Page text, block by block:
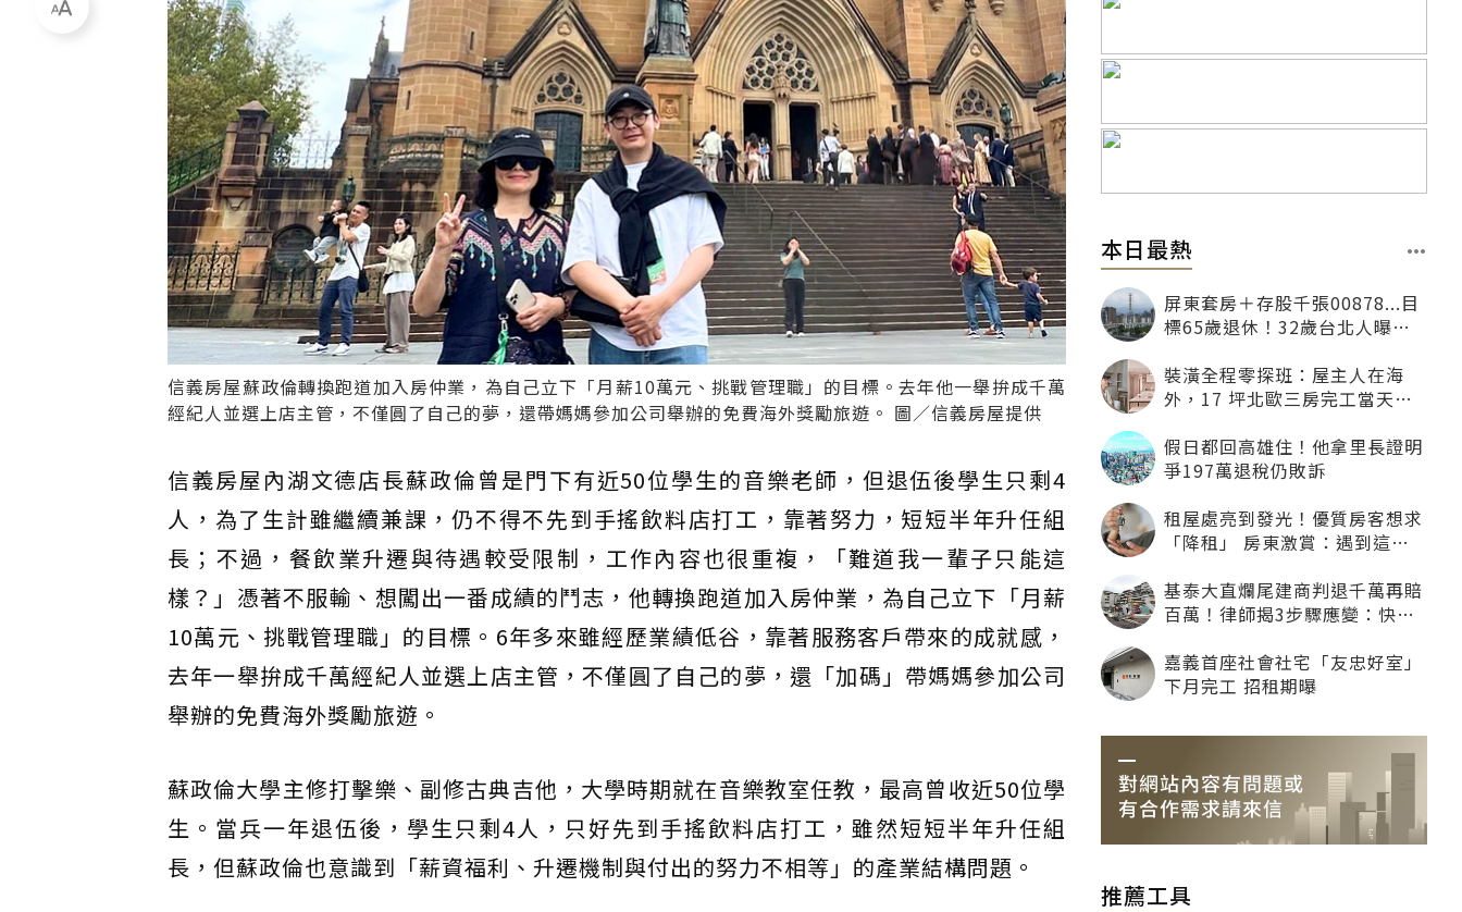
信義房屋蘇政倫轉換跑道加入房仲業，為自己立下「月薪10萬元、挑戰管理職」的目標。去年他一舉拚成千萬
經紀人並選上店主管，不僅圓了自己的夢，還帶媽媽參加公司舉辦的免費海外獎勵旅遊。 圖／信義房屋提供
信義房屋內湖文德店長蘇政倫曾是門下有近50位學生的音樂老師，但退伍後學生只剩4
人，為了生計雖繼續兼課，仍不得不先到手搖飲料店打工，靠著努力，短短半年升任組
長；不過，餐飲業升遷與待遇較受限制，工作內容也很重複，「難道我一輩子只能這
樣？」憑著不服輸、想闖出一番成績的鬥志，他轉換跑道加入房仲業，為自己立下「月薪
10萬元、挑戰管理職」的目標。6年多來雖經歷業績低谷，靠著服務客戶帶來的成就感，
去年一舉拚成千萬經紀人並選上店主管，不僅圓了自己的夢，還「加碼」帶媽媽參加公司
舉辦的免費海外獎勵旅遊。
蘇政倫大學主修打擊樂、副修古典吉他，大學時期就在音樂教室任教，最高曾收近50位學
生。當兵一年退伍後，學生只剩4人，只好先到手搖飲料店打工，雖然短短半年升任組
長，但蘇政倫也意識到「薪資福利、升遷機制與付出的努力不相等」的產業結構問題。
本日最熱
屏東套房＋存股千張00878...目
標65歲退休！32歲台北人曝：
裝潢全程零探班：屋主人在海
外，17 坪北歐三房完工當天才
假日都回高雄住！他拿里長證明
爭197萬退稅仍敗訴
租屋處亮到發光！優質房客想求
「降租」 房東激賞：遇到這種
基泰大直爛尾建商判退千萬再賠
百萬！律師揭3步驟應變：快通
嘉義首座社會社宅「友忠好室」
下月完工 招租期曝
推薦工具